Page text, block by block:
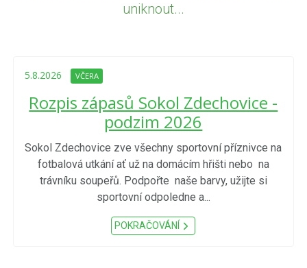
uniknout...
5.8.2026 VČERA
Rozpis zápasů Sokol Zdechovice -
podzim 2026
Sokol Zdechovice zve všechny sportovní příznivce na
fotbalová utkání ať už na domácím hřišti nebo na
trávníku soupeřů. Podpořte naše barvy, užijte si
sportovní odpoledne a...
POKRAČOVÁNÍ